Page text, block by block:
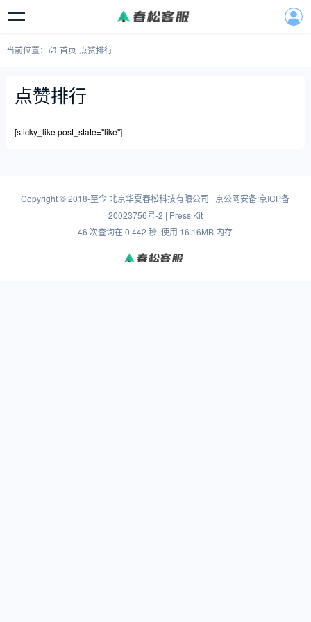
当前位置： 首页-点赞排行
点赞排行
[sticky_like post_state="like"]
Copyright©2018-至今 北京华夏春松科技有限公司 |京公网安备:京ICP备
20023756号-2 | Press Kit
46 次查询在 0.442 秒, 使用 16.16MB 内存